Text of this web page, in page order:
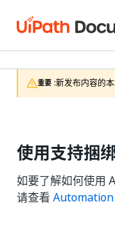
重要 :新发布内容的
使用支持捆
如要了解如何使用
请查看